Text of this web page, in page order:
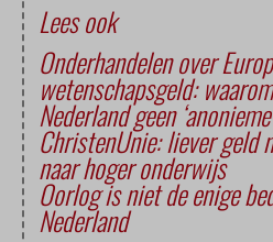
Lees ook
Onderhandelen over
wetenschapsgeld:
Nederland geen
ChristenUnie: liever geld
naar hoger onderwijs
Oorlog is niet de enige
Nederland